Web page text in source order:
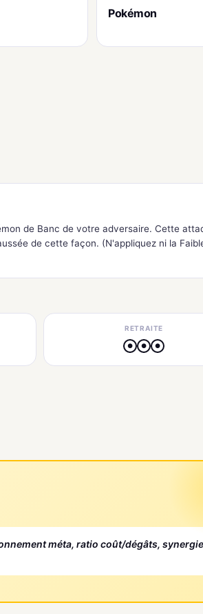
Pokémon
de Banc de votre adversaire. Cette
de cette façon. (N'appliquez ni la
RETRAITE
● ● ●
méta, ratio coût/dégâts,